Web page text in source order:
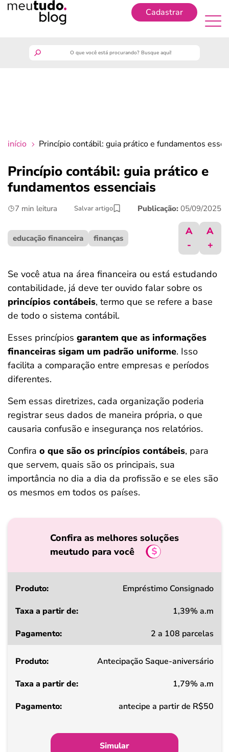
Cadastrar
crédito fácil
últimas notícias
ferramentas
início Princípio contábil: guia prático e fundamentos
Princípio contábil: guia prático e
fundamentos essenciais
7 min leitura Salvar artigo Publicação: 05/09/2025
educação financeira finanças
A
-
A
+
Se você atua na área financeira ou está estudando
contabilidade, já deve ter ouvido falar sobre os
princípios contábeis, termo que se refere a base
de todo o sistema contábil.
Esses princípios garantem que as informações
financeiras sigam um padrão uniforme. Isso
facilita a comparação entre empresas e períodos
diferentes.
Sem essas diretrizes, cada organização poderia
registrar seus dados de maneira própria, o que
causaria confusão e insegurança nos relatórios.
Confira o que são os princípios contábeis, para
que servem, quais são os principais, sua
importância no dia a dia da profissão e se eles são
os mesmos em todos os países.
Confira as melhores soluções
meutudo para você
Produto
a
de
Pagamento
Empréstimo Consignado
1,39% a.m
2 a 108 parcelas
Antecipação Saque-aniversário
1,79% a.m
antecipe a partir de R$50
Simular